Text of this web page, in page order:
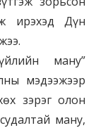
ирэхэд Дүн
ману”
мэдээжээр
зэрэг олон
ману,